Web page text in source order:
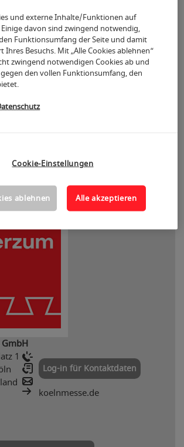
- 11:00 Uhr
1
Log-in für Kontaktdaten
koelnmesse.de
und externe Inhalte/Funktionen auf
davon sind zwingend notwendig,
Funktionsumfang der Seite und damit
Ihres Besuchs. Mit „Alle Cookies ablehnen“
zwingend notwendigen Cookies ab und
den vollen Funktionsumfang, den
Cookie-Einstellungen
ablehnen Alle akzeptieren